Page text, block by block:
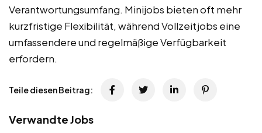
Verantwortungsumfang. Minijobs bieten oft mehr
kurzfristige Flexibilität, während Vollzeitjobs eine
umfassendere und regelmäßige Verfügbarkeit
erfordern.
Teile diesen Beitrag:
Verwandte Jobs